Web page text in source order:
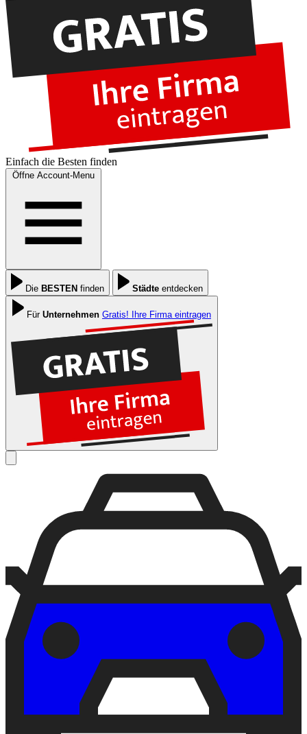
Einfach die Besten finden
Öffne Account-Menu
Die BESTEN finden Städte entdecken
Für Unternehmen Gratis! Ihre Firma eintragen